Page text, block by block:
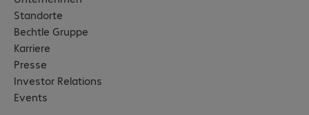
Standorte
Bechtle Gruppe
Karriere
Presse
Investor Relations
Events